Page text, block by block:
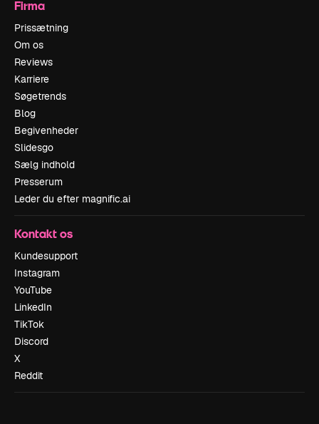
Firma
Prissætning
Om os
Reviews
Karriere
Søgetrends
Blog
Begivenheder
Slidesgo
Sælg indhold
Presserum
Leder du efter magnific.ai
Kontakt os
Kundesupport
Instagram
YouTube
LinkedIn
TikTok
Discord
X
Reddit